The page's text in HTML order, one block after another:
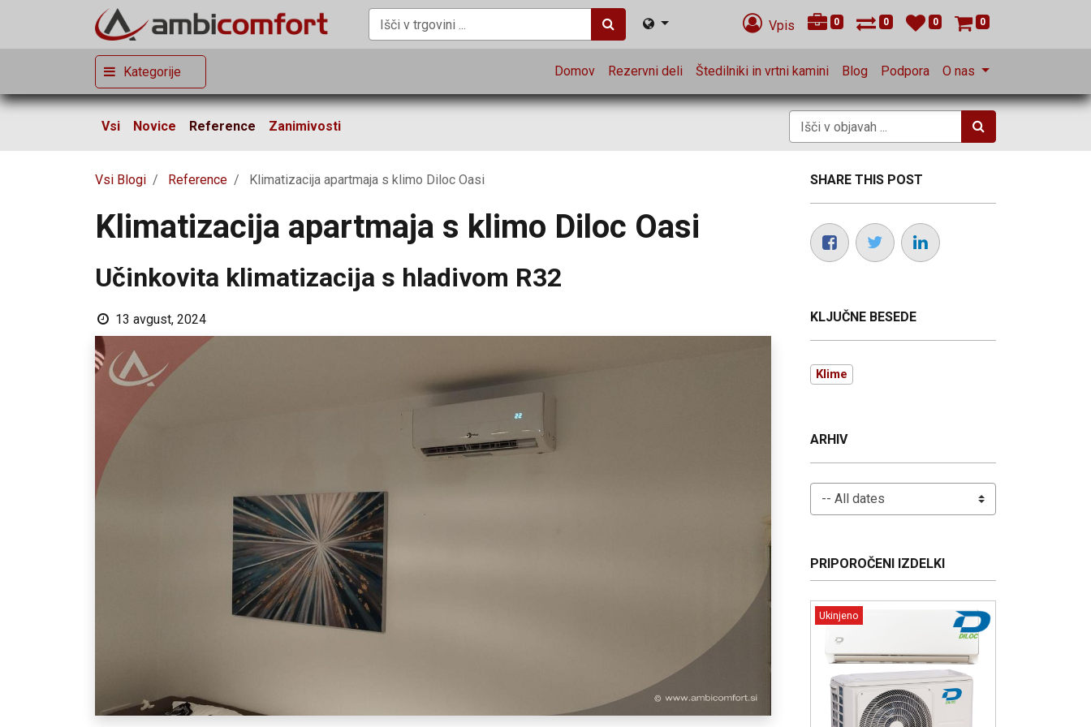
Vpis 0 0 0 0
Kategorije Domov Rezervni deli Štedilniki in vrtni kamini Blog Podpora O nas
Vsi Novice Reference Zanimivosti
Vsi Blogi Reference Klimatizacija apartmaja s klimo Diloc Oasi
Klimatizacija apartmaja s klimo Diloc Oasi
Učinkovita klimatizacija s hladivom R32
13 avgust, 2024
SHARE THIS POST
KLJUČNE BESEDE
Klime
ARHIV
PRIPOROČENI IZDELKI
Ukinjeno